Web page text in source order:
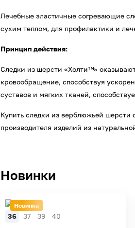
Лечебные эластичные согревающие
сухим теплом, для профилактики и
Принцип действия:
Следки из шерсти «Холти™»
кровообращение, способствуя
суставов и мягких тканей,
Купить следки из верблюжьей
производителя изделий из
Новинки
Новинка
36 37 39 40